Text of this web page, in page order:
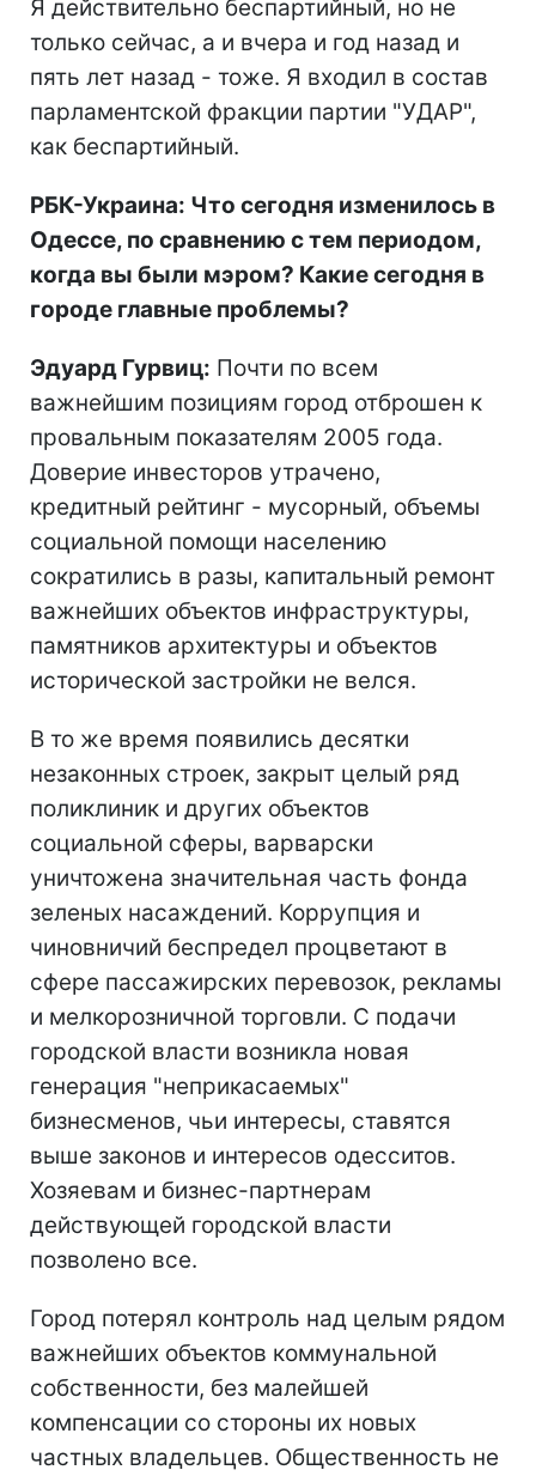
Я действительно беспартийный, но не
только сейчас, а и вчера и год назад и
пять лет назад - тоже. Я входил в состав
парламентской фракции партии "УДАР",
как беспартийный.
РБК-Украина: Что сегодня изменилось в
Одессе, по сравнению с тем периодом,
когда вы были мэром? Какие сегодня в
городе главные проблемы?
Эдуард Гурвиц: Почти по всем
важнейшим позициям город отброшен к
провальным показателям 2005 года.
Доверие инвесторов утрачено,
кредитный рейтинг - мусорный, объемы
социальной помощи населению
сократились в разы, капитальный ремонт
важнейших объектов инфраструктуры,
памятников архитектуры и объектов
исторической застройки не велся.
В то же время появились десятки
незаконных строек, закрыт целый ряд
поликлиник и других объектов
социальной сферы, варварски
уничтожена значительная часть фонда
зеленых насаждений. Коррупция и
чиновничий беспредел процветают в
сфере пассажирских перевозок, рекламы
и мелкорозничной торговли. С подачи
городской власти возникла новая
генерация "неприкасаемых"
бизнесменов, чьи интересы, ставятся
выше законов и интересов одесситов.
Хозяевам и бизнес-партнерам
действующей городской власти
позволено все.
Город потерял контроль над целым рядом
важнейших объектов коммунальной
собственности, без малейшей
компенсации со стороны их новых
частных владельцев. Общественность не